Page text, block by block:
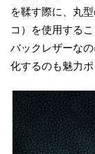
を鞣す際に、丸
コ）を使用する
バックレザーな
化するのも魅力ポ